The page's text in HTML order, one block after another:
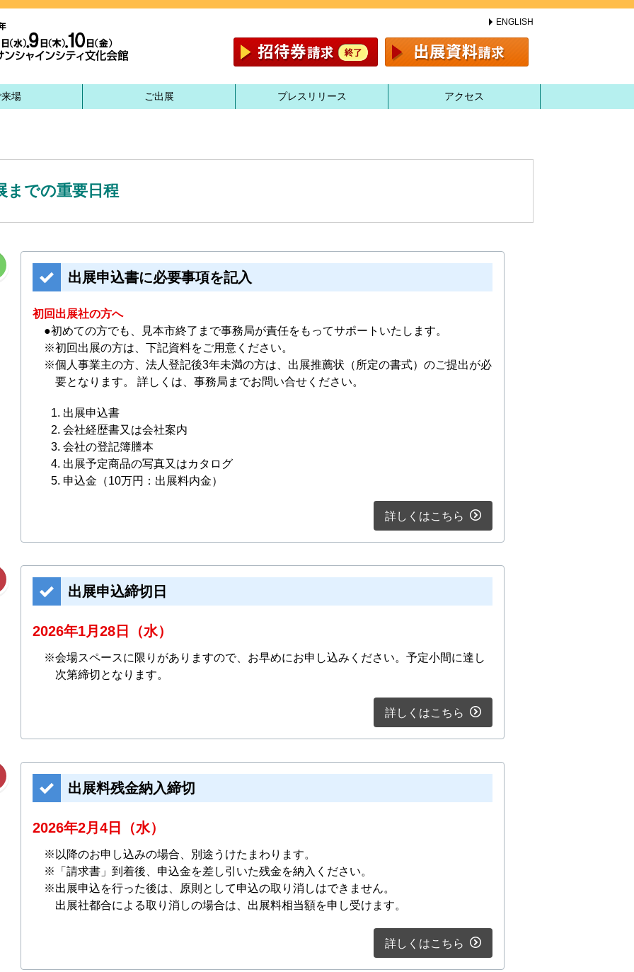
ENGLISH
場 ご出展 プレスリリース アクセス
までの重要日程
出展申込書に必要事項を記入
初回出展社の方へ
初めての方でも、見本市終了まで事務局が責任をもってサポートいたします。
初回出展の方は、下記資料をご用意ください。
個人事業主の方、法人登記後3年未満の方は、出展推薦状（所定の書式）のご提出が必
要となります。 詳しくは、事務局までお問い合せください。
出展申込書
会社経歴書又は会社案内
会社の登記簿謄本
出展予定商品の写真又はカタログ
申込金（10万円：出展料内金）
詳しくはこちら
出展申込締切日
2026年1月28日（水）
会場スペースに限りがありますので、お早めにお申し込みください。予定小間に達し
次第締切となります。
詳しくはこちら
出展料残金納入締切
2026年2月4日（水）
以降のお申し込みの場合、別途うけたまわります。
「請求書」到着後、申込金を差し引いた残金を納入ください。
出展申込を行った後は、原則として申込の取り消しはできません。
出展社都合による取り消しの場合は、出展料相当額を申し受けます。
詳しくはこちら